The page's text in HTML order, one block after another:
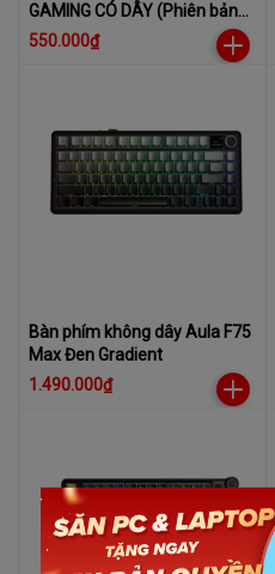
GAMING CÓ DÂY (Phiên bản
Đen + trắng + đỏ/ Blue switch)
550.000₫
Bàn phím không dây Aula F75
Max Đen Gradient
1.490.000₫